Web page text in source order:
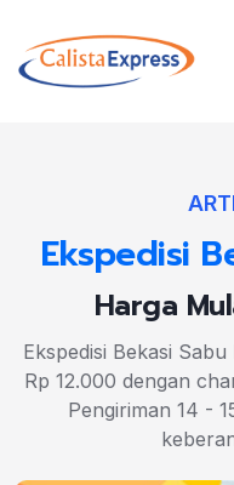
Ekspedisi
Harga
Ekspedisi Bekasi
Rp 12.000 dengan
Pengiriman 14 -